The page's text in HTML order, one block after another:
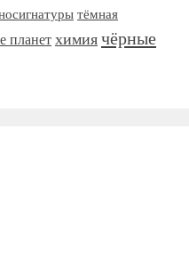
тёмная
планет химия чёрные